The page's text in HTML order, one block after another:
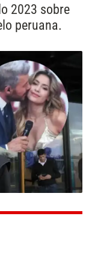
2023 sobre
peruana.